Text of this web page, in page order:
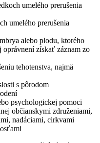
umelého prerušenia
umelého prerušenia
alebo plodu, ktorého
získať záznam zo
tehotenstva, najmä
s pôrodom
psychologickej pomoci
občianskymi združeniami,
nadáciami, cirkvami